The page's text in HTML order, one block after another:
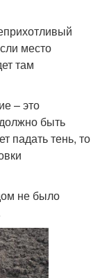
место
там
– это
быть
падать тень, то
не было